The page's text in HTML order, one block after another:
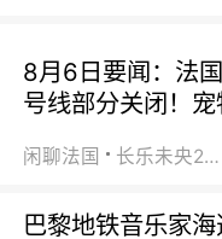
8月6日要闻：法
号线部分关闭！宠
闲聊法国 长乐未央2015
巴黎地铁音乐家海